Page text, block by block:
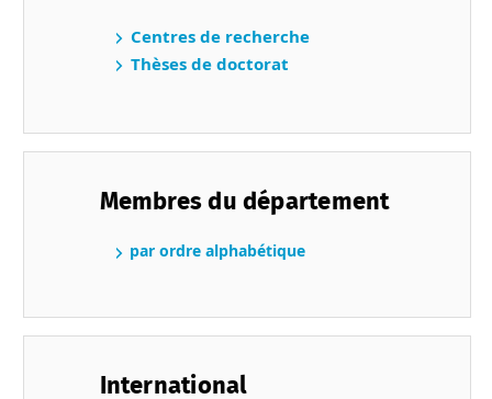
Centres de recherche
Thèses de doctorat
Membres du département
par ordre alphabétique
International